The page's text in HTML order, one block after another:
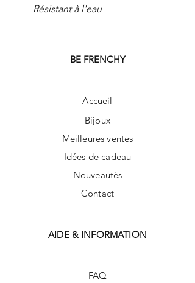
Résistant à l'eau
BE FRENCHY
Accueil
Bijoux
Meilleures ventes
Idées de cadeau
Nouveautés
Contact
AIDE & INFORMATION
FAQ